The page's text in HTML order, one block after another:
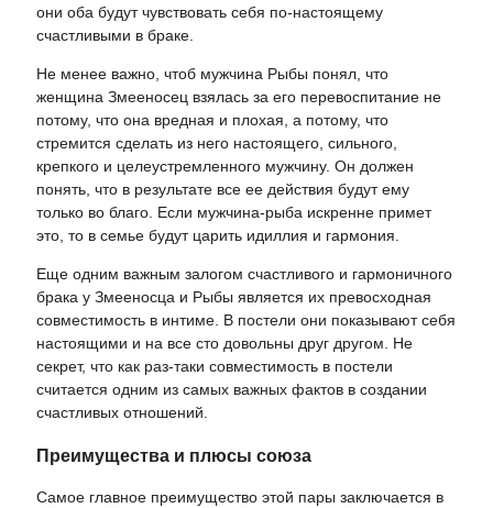
они оба будут чувствовать себя по-настоящему
счастливыми в браке.
Не менее важно, чтоб мужчина Рыбы понял, что
женщина Змееносец взялась за его перевоспитание не
потому, что она вредная и плохая, а потому, что
стремится сделать из него настоящего, сильного,
крепкого и целеустремленного мужчину. Он должен
понять, что в результате все ее действия будут ему
только во благо. Если мужчина-рыба искренне примет
это, то в семье будут царить идиллия и гармония.
Еще одним важным залогом счастливого и гармоничного
брака у Змееносца и Рыбы является их превосходная
совместимость в интиме. В постели они показывают себя
настоящими и на все сто довольны друг другом. Не
секрет, что как раз-таки совместимость в постели
считается одним из самых важных фактов в создании
счастливых отношений.
Преимущества и плюсы союза
Самое главное преимущество этой пары заключается в